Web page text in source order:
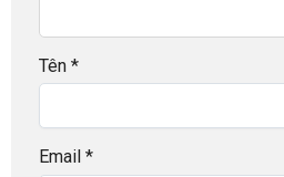
Tên *
Email *